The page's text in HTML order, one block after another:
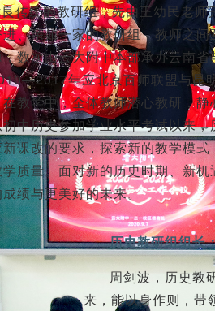
传统的教研组，先由王幼民老
、亲如一家的教研组，教师之
数次由云大附中本部承办云南
年应北京百师联盟与昆
教学中，全体教师潜心教研，
中历史参加学业水平考试以来
课改的要求，探索新的教学模
质量。面对新的历史时期、新
绩与更美好的未来。
历史教研组组长
周剑波，历史教
来，能以身作则，带